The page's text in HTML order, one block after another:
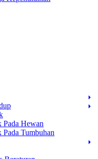
Pada Hewan
Pada Tumbuhan